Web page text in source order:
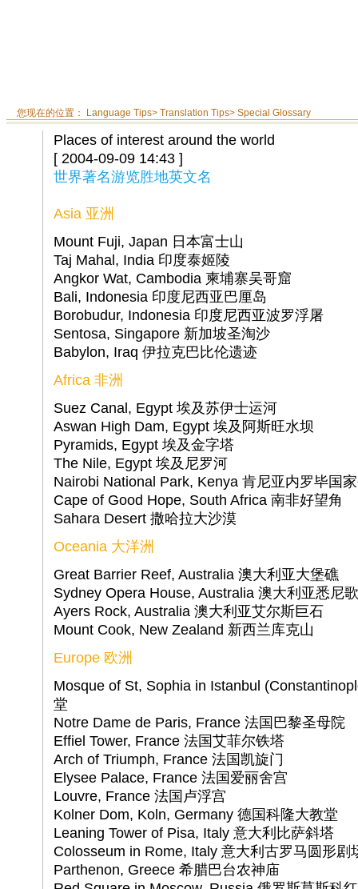
您现在的位置： Language Tips> Translation Tips> Special Glossary
Places of interest around the world
[ 2004-09-09 14:43 ]
世界著名游览胜地英文名
Asia 亚洲
Mount Fuji, Japan 日本富士山
Taj Mahal, India 印度泰姬陵
Angkor Wat, Cambodia 柬埔寨吴哥窟
Bali, Indonesia 印度尼西亚巴厘岛
Borobudur, Indonesia 印度尼西亚波罗浮屠
Sentosa, Singapore 新加坡圣淘沙
Babylon, Iraq 伊拉克巴比伦遗迹
Africa 非洲
Suez Canal, Egypt 埃及苏伊士运河
Aswan High Dam, Egypt 埃及阿斯旺水坝
Pyramids, Egypt 埃及金字塔
The Nile, Egypt 埃及尼罗河
Nairobi National Park, Kenya 肯尼亚内罗毕国
Cape of Good Hope, South Africa 南非好望角
Sahara Desert 撒哈拉大沙漠
Oceania 大洋洲
Great Barrier Reef, Australia 澳大利亚大堡礁
Sydney Opera House, Australia 澳大利亚悉尼
Ayers Rock, Australia 澳大利亚艾尔斯巨石
Mount Cook, New Zealand 新西兰库克山
Europe 欧洲
Mosque of St, Sophia in Istanbul
堂
Notre Dame de Paris, France 法国巴黎圣母院
Effiel Tower, France 法国艾菲尔铁塔
Arch of Triumph, France 法国凯旋门
Elysee Palace, France 法国爱丽舍宫
Louvre, France 法国卢浮宫
Kolner Dom, Koln, Germany 德国科隆大教堂
Leaning Tower of Pisa, Italy 意大利比萨斜塔
Colosseum in Rome, Italy 意大利古罗马圆形剧
Parthenon, Greece 希腊巴台农神庙